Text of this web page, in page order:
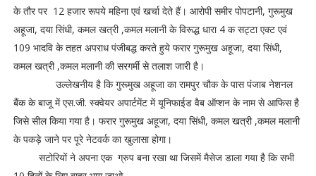
के तौर पर 12 हजार रूपये महिना एवं खर्चा देते हैं। आरोपी समीर पोपटानी, गुरूमुख
अहूजा, दया सिंधी, कमल खत्री ,कमल मलानी के विरूद्ध धारा 4 क सट्टा एक्ट एवं
109 भादवि के तहत अपराध पंजीबद्ध करते हुये फरार गुरूमुख अहूजा, दया सिंधी,
कमल खत्री ,कमल मलानी की सरगर्मी से तलाश जारी है।
उल्लेखनीय है कि गुरूमुख अहूजा का रामपुर चौक के पास पंजाब नेशनल
बैंक के बाजू में एस.जी. स्क्वेयर अपार्टमेंट में यूनिफाईड वैब ऑप्शन के नाम से आफिस है
जिसे सील किया गया है। फरार गुरूमुख अहूजा, दया सिंधी, कमल खत्री ,कमल मलानी
के पकड़े जाने पर पूरे नेटवर्क का खुलासा होगा।
सटोरियों ने अपना एक ग्रुप बना रखा था जिसमें मैसेज डाला गया है कि सभी